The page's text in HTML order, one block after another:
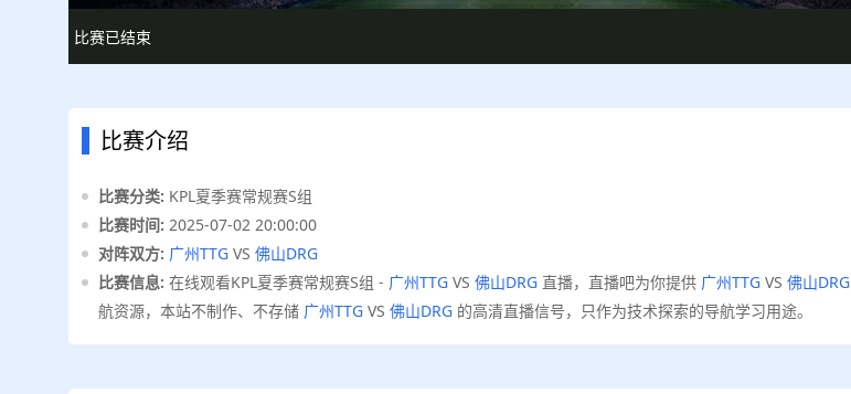
比赛已结束
比赛介绍
比赛分类: KPL夏季赛常规赛S组
比赛时间: 2025-07-02 20:00:00
对阵双方: 广州TTG VS 佛山DRG
比赛信息: 在线观看KPL夏季赛常规赛S组 - 广州TTG VS 佛山DRG 直播，直播吧为你提供 广州TTG VS 佛山DRG
航资源，本站不制作、不存储 广州TTG VS 佛山DRG 的高清直播信号，只作为技术探索的导航学习用途。